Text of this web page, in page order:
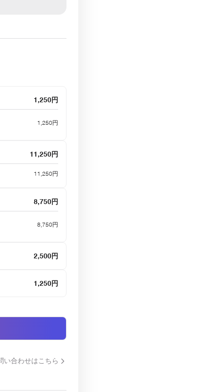
1,250円
1,250円
11,250円
11,250円
8,750円
8,750円
2,500円
1,250円
い合わせはこちら